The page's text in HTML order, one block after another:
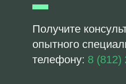
Получите
опытного
телефону: 8 (812)